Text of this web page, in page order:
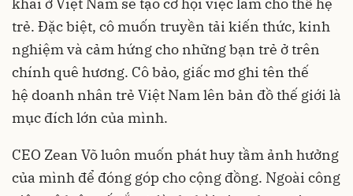
khai ở Việt Nam sẽ tạo cơ hội việc làm cho thế hệ
trẻ. Đặc biệt, cô muốn truyền tải kiến thức, kinh
nghiệm và cảm hứng cho những bạn trẻ ở trên
chính quê hương. Cô bảo, giấc mơ ghi tên thế
hệ doanh nhân trẻ Việt Nam lên bản đồ thế giới là
mục đích lớn của mình.
CEO Zean Võ luôn muốn phát huy tầm ảnh hưởng
của mình để đóng góp cho cộng đồng. Ngoài công